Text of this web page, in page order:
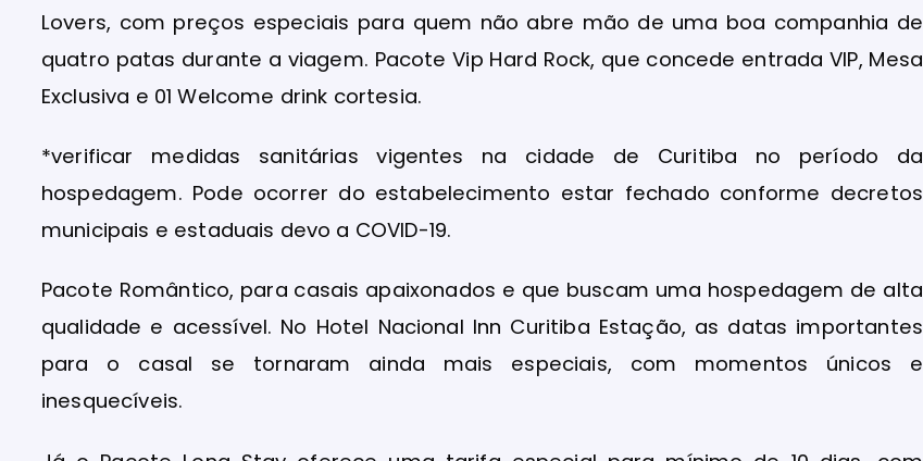
Lovers, com preços especiais para quem não abre mão de uma boa companhia de
quatro patas durante a viagem. Pacote Vip Hard Rock, que concede entrada VIP, Mesa
Exclusiva e 01 Welcome drink cortesia.
*verificar medidas sanitárias vigentes na cidade de Curitiba no período da
hospedagem. Pode ocorrer do estabelecimento estar fechado conforme decretos
municipais e estaduais devo a COVID-19.
Pacote Romântico, para casais apaixonados e que buscam uma hospedagem de alta
qualidade e acessível. No Hotel Nacional Inn Curitiba Estação, as datas importantes
para o casal se tornaram ainda mais especiais, com momentos únicos e
inesquecíveis.